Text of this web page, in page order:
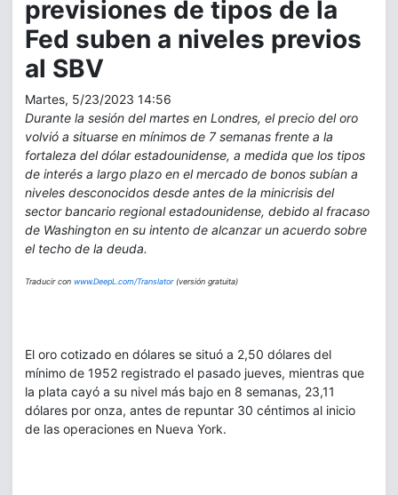
previsiones de tipos de la
Fed suben a niveles previos
al SBV
Martes, 5/23/2023 14:56
Durante la sesión del martes en Londres, el precio del oro
volvió a situarse en mínimos de 7 semanas frente a la
fortaleza del dólar estadounidense, a medida que los tipos
de interés a largo plazo en el mercado de bonos subían a
niveles desconocidos desde antes de la minicrisis del
sector bancario regional estadounidense, debido al fracaso
de Washington en su intento de alcanzar un acuerdo sobre
el techo de la deuda.
Traducir con www.DeepL.com/Translator(versión gratuita)
El oro cotizado en dólares se situó a 2,50 dólares del
mínimo de 1952 registrado el pasado jueves, mientras que
la plata cayó a su nivel más bajo en 8 semanas, 23,11
dólares por onza, antes de repuntar 30 céntimos al inicio
de las operaciones en Nueva York.